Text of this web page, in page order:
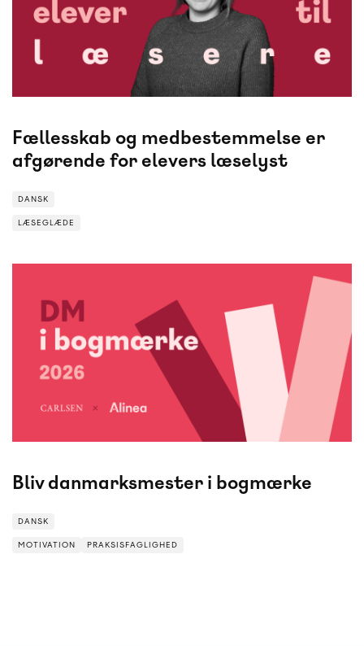
Fællesskab og medbestemmelse er
afgørende for elevers læselyst
DANSK
LÆSEGLÆDE
i København løb af stablen den 4.-5. marts.
Var du en af dem, der ikke kunne være der, får du
her alle guldkorn fra fri-
Bliv danmarksmester i bogmærke
DANSK
MOTIVATION PRAKSISFAGLIGHED